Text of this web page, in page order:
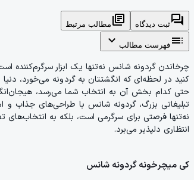
forumثبت دیدگاه library_books مطالب مرتبط
toc فهرست مطالب expand_more
چرخاندن گردونه شانس نه‌تنها یک ابزار سرگرم‌کننده
کنید در لحظه‌ای که انگشتتان به گردونه می‌خورد،
حتی کدام بخش آن به انتخاب شما می‌رسد،
تبلیغاتی بزرگ، گردونه شانس با طراحی‌های جذاب و
نه‌تنها فرصتی برای سرگرمی است، بلکه به
انتظاری دلپذیر می‌برد.
کی میچرخونه گردونه شانس